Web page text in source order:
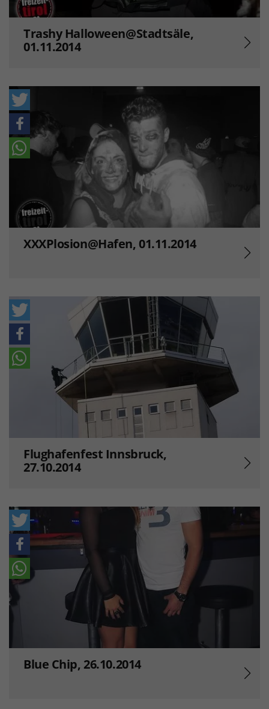
Trashy Halloween@Stadtsäle,
01.11.2014
XXXPlosion@Hafen, 01.11.2014
Flughafenfest Innsbruck,
27.10.2014
Blue Chip, 26.10.2014